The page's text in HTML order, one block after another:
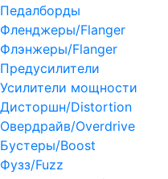
Педалборды
Фленджеры/Flanger
Флэнжеры/Flanger
Предусилители
Усилители мощности
Дисторшн/Distortion
Овердрайв/Overdrive
Бустеры/Boost
Фузз/Fuzz